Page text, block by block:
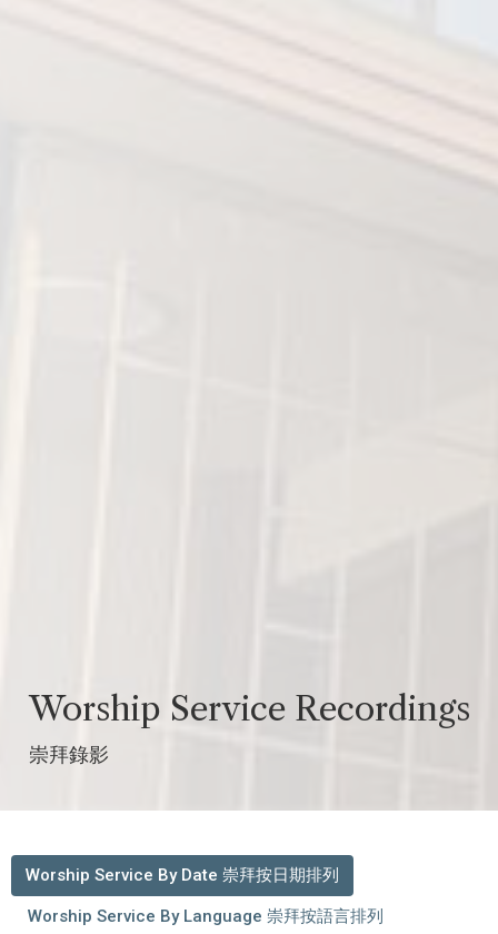
Worship Service Recordings
崇拜錄影
Worship Service By Date 崇拜按日期排列
Worship Service By Language 崇拜按語言排列